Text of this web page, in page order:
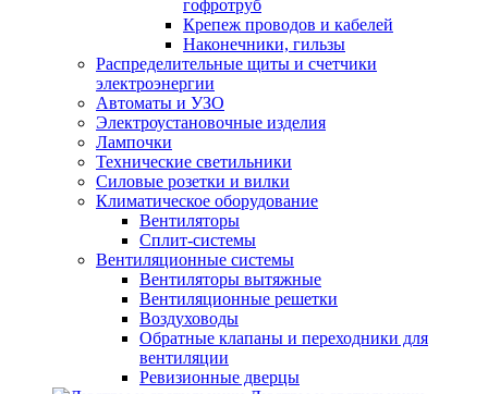
гофротруб
Крепеж проводов и кабелей
Наконечники, гильзы
Распределительные щиты и счетчики
электроэнергии
Автоматы и УЗО
Электроустановочные изделия
Лампочки
Технические светильники
Силовые розетки и вилки
Климатическое оборудование
Вентиляторы
Сплит-системы
Вентиляционные системы
Вентиляторы вытяжные
Вентиляционные решетки
Воздуховоды
Обратные клапаны и переходники для
вентиляции
Ревизионные дверцы